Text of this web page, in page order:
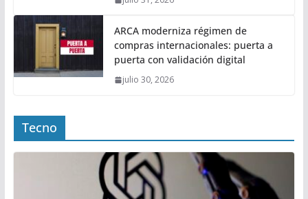
ARCA moderniza régimen de
compras internacionales: puerta a
puerta con validación digital
julio 30, 2026
Tecno